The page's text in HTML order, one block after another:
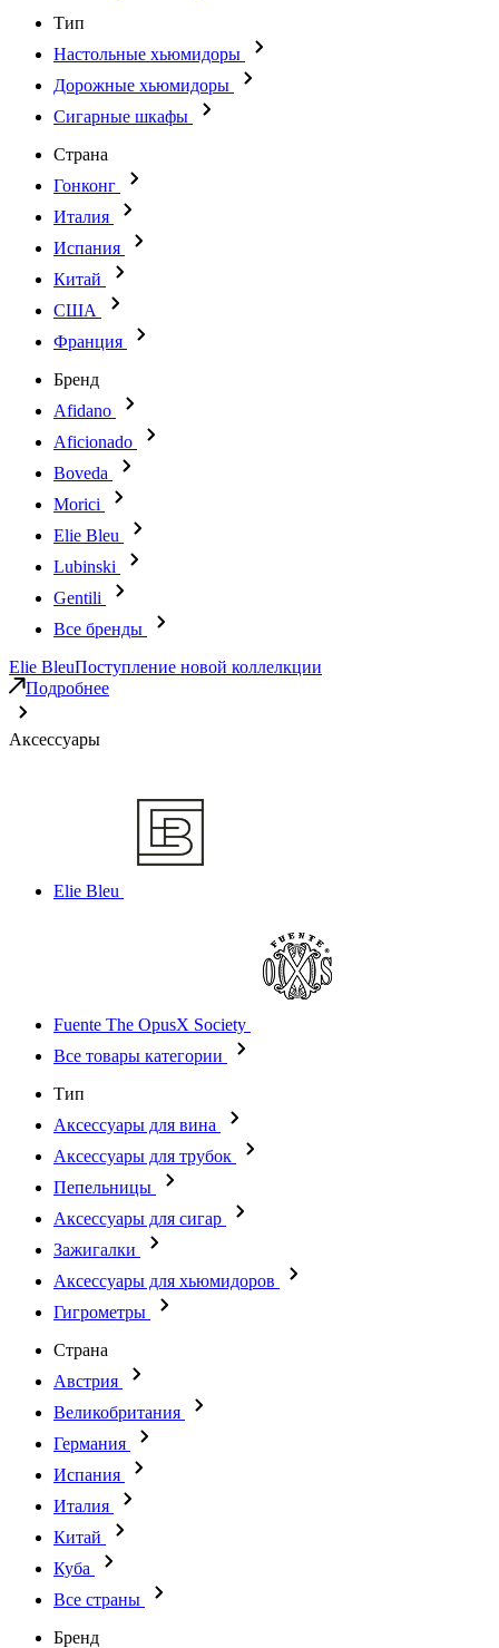
Тип
Настольные хьюмидоры
Дорожные хьюмидоры
Сигарные шкафы
Страна
Гонконг
Италия
Испания
Китай
США
Франция
Бренд
Afidano
Aficionado
Boveda
Morici
Elie Bleu
Lubinski
Gentili
Все бренды
Elie BleuПоступление новой коллелкции
Подробнее
Аксессуары
Elie Bleu
Fuente The OpusX Society
Все товары категории
Тип
Аксессуары для вина
Аксессуары для трубок
Пепельницы
Аксессуары для сигар
Зажигалки
Аксессуары для хьюмидоров
Гигрометры
Страна
Австрия
Великобритания
Германия
Испания
Италия
Китай
Куба
Все страны
Бренд